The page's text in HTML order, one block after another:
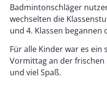
Badmintonschläger
wechselten die
und 4. Klassen begannen
Für alle Kinder war es
Vormittag an der frischen
und viel Spaß.